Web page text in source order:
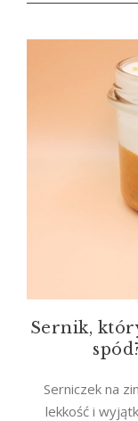
Sernik,
Serniczek na
lekkość i